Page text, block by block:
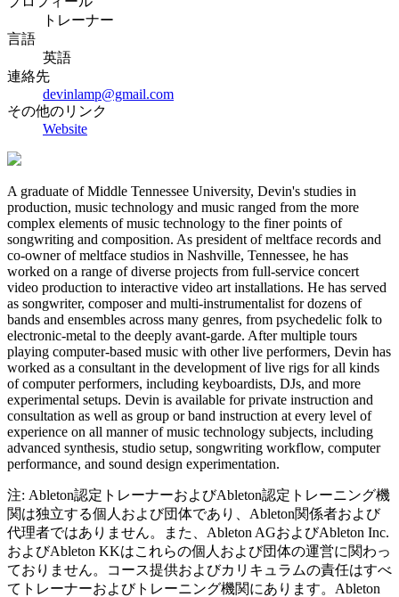
トレーナー
言語
英語
連絡先
devinlamp@gmail.com
その他のリンク
Website
A graduate of Middle Tennessee University, Devin's studies in
production, music technology and music ranged from the more
complex elements of music technology to the finer points of
songwriting and composition. As president of meltface records and
co-owner of meltface studios in Nashville, Tennessee, he has
worked on a range of diverse projects from full-service concert
video production to interactive video art installations. He has served
as songwriter, composer and multi-instrumentalist for dozens of
bands and ensembles across many genres, from psychedelic folk to
electronic-metal to the deeply avant-garde. After multiple tours
playing computer-based music with other live performers, Devin has
worked as a consultant in the development of live rigs for all kinds
of computer performers, including keyboardists, DJs, and more
experimental setups. Devin is available for private instruction and
consultation as well as group or band instruction at every level of
experience on all manner of music technology subjects, including
advanced synthesis, studio setup, songwriting workflow, computer
performance, and sound design experimentation.
注: Ableton認定トレーナーおよびAbleton認定トレーニング機
関は独立する個人および団体であり、Ableton関係者および
代理者ではありません。また、Ableton AGおよびAbleton Inc.
およびAbleton KKはこれらの個人および団体の運営に関わっ
ておりません。コース提供およびカリキュラムの責任はすべ
てトレーナーおよびトレーニング機関にあります。Ableton